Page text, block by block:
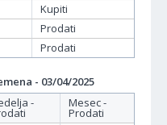
Kupiti
Prodati
Prodati
- 03/04/2025
- Mesec -
Prodati